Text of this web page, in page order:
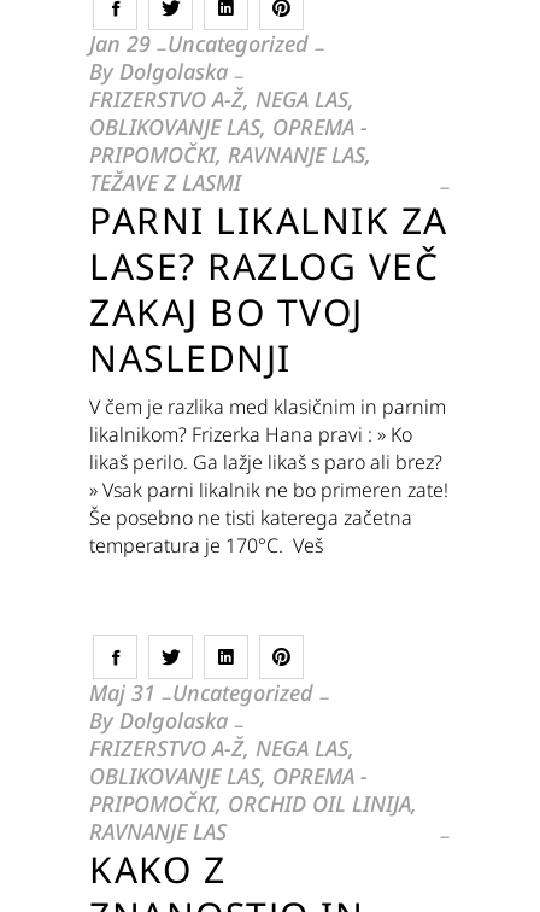
Jan 29
Uncategorized
ByDolgolaska
FRIZERSTVO A-Ž, NEGA LAS,
OBLIKOVANJE LAS, OPREMA -
PRIPOMOČKI, RAVNANJE LAS,
TEŽAVE Z LASMI
PARNI LIKALNIK ZA
LASE? RAZLOG VEČ
ZAKAJ BO TVOJ
NASLEDNJI
V čem je razlika med klasičnim in parnim
likalnikom? Frizerka Hana pravi : » Ko
likaš perilo. Ga lažje likaš s paro ali brez?
» Vsak parni likalnik ne bo primeren zate!
Še posebno ne tisti katerega začetna
temperatura je 170°C. Veš
Maj 31
Uncategorized
ByDolgolaska
FRIZERSTVO A-Ž, NEGA LAS,
OBLIKOVANJE LAS, OPREMA -
PRIPOMOČKI, ORCHID OIL LINIJA,
RAVNANJE LAS
KAKO Z